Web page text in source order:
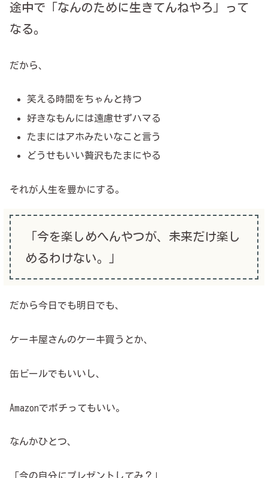
途中で「なんのために生きてんねやろ」って
なる。
だから、
笑える時間をちゃんと持つ
好きなもんには遠慮せずハマる
たまにはアホみたいなこと言う
どうせもいい贅沢もたまにやる
それが人生を豊かにする。
「今を楽しめへんやつが、未来だけ楽し
めるわけない。」
だから今日でも明日でも、
ケーキ屋さんのケーキ買うとか、
缶ビールでもいいし、
Amazonでポチってもいい。
なんかひとつ、
「今の自分にプレゼントしてみ？」